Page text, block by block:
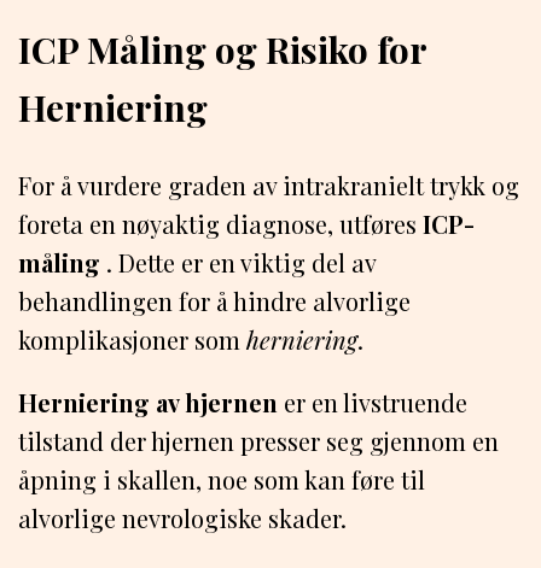
ICP Måling og Risiko for
Herniering
For å vurdere graden av intrakranielt trykk og
foreta en nøyaktig diagnose, utføres ICP-
måling . Dette er en viktig del av
behandlingen for å hindre alvorlige
komplikasjoner som herniering.
Herniering av hjernen er en livstruende
tilstand der hjernen presser seg gjennom en
åpning i skallen, noe som kan føre til
alvorlige nevrologiske skader.